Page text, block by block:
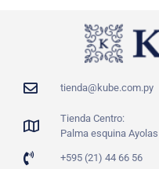
tienda@kube.com.py
Tienda Centro:
Palma esquina Ayolas
+595 (21) 44 66 56